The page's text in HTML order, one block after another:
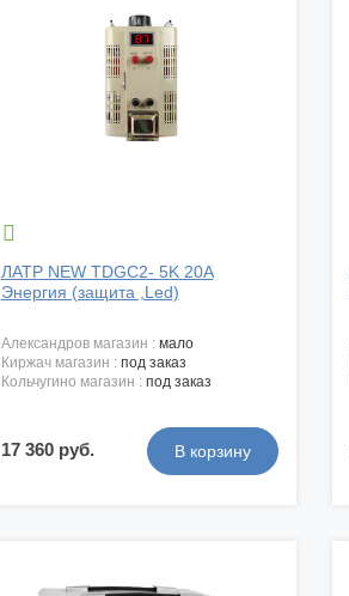

ЛАТР NEW TDGC2- 5K 20А
Энергия (защита ,Led)
александров магазин : мало
киржач магазин : под заказ
кольчугино магазин : под заказ
17 360 руб.